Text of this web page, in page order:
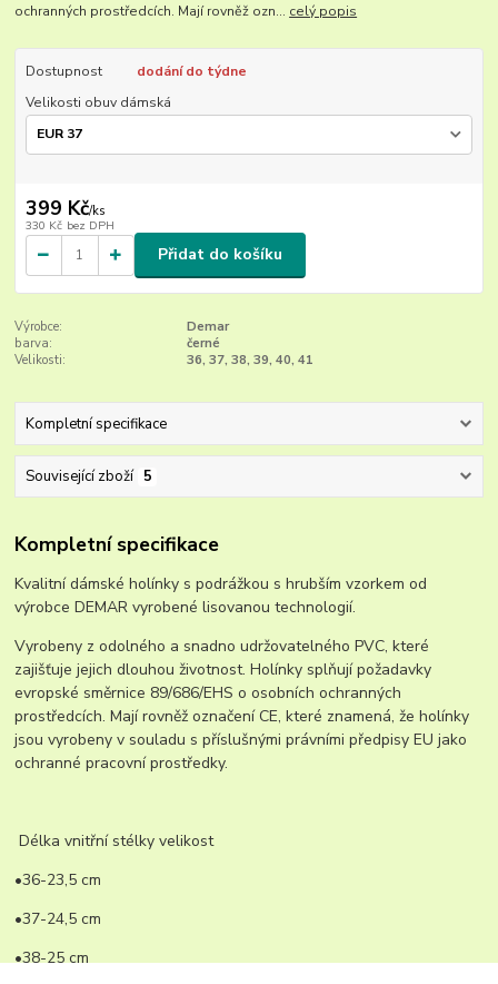
ochranných prostředcích. Mají rovněž ozn... celý popis
Dostupnost
dodání do týdne
Velikosti obuv dámská
399 Kč/ks
330 Kč bez DPH
Přidat do košíku
Výrobce:
Demar
barva:
černé
Velikosti:
36, 37, 38, 39, 40, 41
Kompletní specifikace
Související zboží 5
Kompletní specifikace
Kvalitní dámské holínky s podrážkou s hrubším vzorkem od
výrobce DEMAR vyrobené lisovanou technologií.
Vyrobeny z odolného a snadno udržovatelného PVC, které
zajišťuje jejich dlouhou životnost. Holínky splňují požadavky
evropské směrnice 89/686/EHS o osobních ochranných
prostředcích. Mají rovněž označení CE, které znamená, že holínky
jsou vyrobeny v souladu s příslušnými právními předpisy EU jako
ochranné pracovní prostředky.
Délka vnitřní stélky velikost
•36-23,5 cm
•37-24,5 cm
•38-25 cm